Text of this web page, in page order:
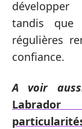
tandis que
régulières
confiance.
A voir